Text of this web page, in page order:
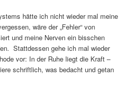
hätte ich nicht wieder mal meine
wäre der „Fehler“ von
und meine Nerven ein bisschen
Stattdessen gehe ich mal wieder
vor: In der Ruhe liegt die Kraft –
schriftlich, was bedacht und getan